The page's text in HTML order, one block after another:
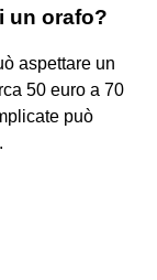
un orafo?
aspettare un
50 euro a 70
può